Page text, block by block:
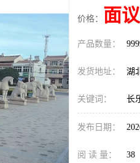
价格： 面议
产品数量：
发货地址： 湖
关键词： 长
发布日期：
阅 读 量： 38